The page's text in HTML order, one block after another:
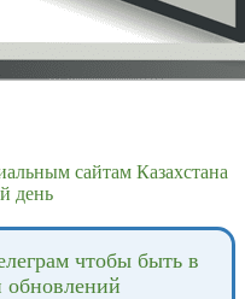
сайтам Казахстана
день
чтобы быть в
обновлений